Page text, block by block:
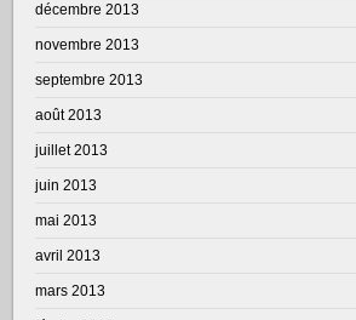
décembre 2013
novembre 2013
septembre 2013
août 2013
juillet 2013
juin 2013
mai 2013
avril 2013
mars 2013